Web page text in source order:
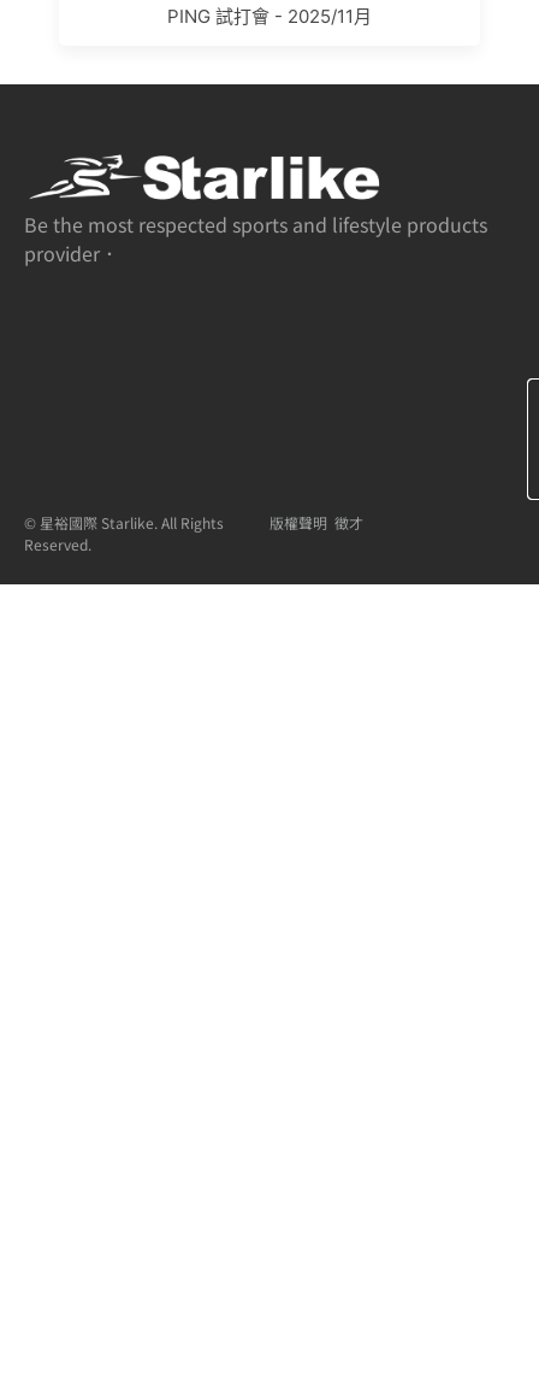
PING 試打會 - 2025/11月
Be the most respected sports and lifestyle products
provider．
© 星裕國際 Starlike. All Rights
Reserved.
版權聲明 徵才